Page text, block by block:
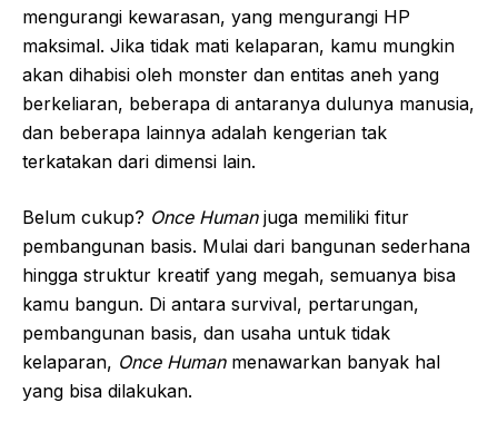
mengurangi kewarasan, yang mengurangi HP
maksimal. Jika tidak mati kelaparan, kamu mungkin
akan dihabisi oleh monster dan entitas aneh yang
berkeliaran, beberapa di antaranya dulunya manusia,
dan beberapa lainnya adalah kengerian tak
terkatakan dari dimensi lain.
Belum cukup? Once Humanjuga memiliki fitur
pembangunan basis. Mulai dari bangunan sederhana
hingga struktur kreatif yang megah, semuanya bisa
kamu bangun. Di antara survival, pertarungan,
pembangunan basis, dan usaha untuk tidak
kelaparan, Once Humanmenawarkan banyak hal
yang bisa dilakukan.